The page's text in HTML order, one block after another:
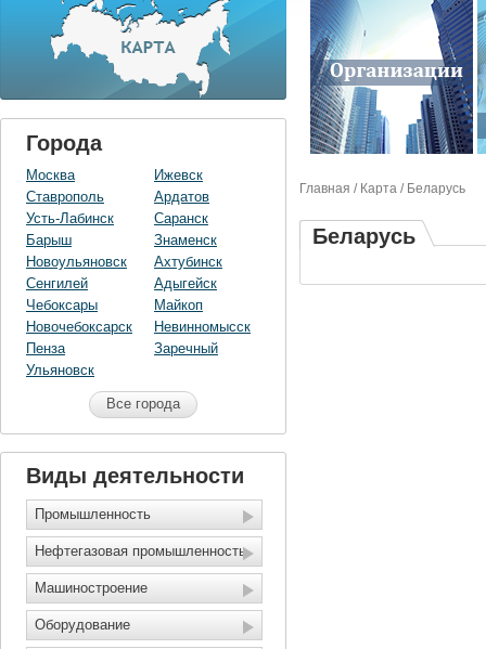
Города
Москва
Ставрополь
Усть-Лабинск
Барыш
Новоульяновск
Сенгилей
Чебоксары
Новочебоксарск
Пенза
Ульяновск
Ижевск
Ардатов
Саранск
Знаменск
Ахтубинск
Адыгейск
Майкоп
Невинномысск
Заречный
Все города
Виды деятельности
Промышленность
Нефтегазовая промышленность
Машиностроение
Оборудование
Главная / Карта / Беларусь
Беларусь